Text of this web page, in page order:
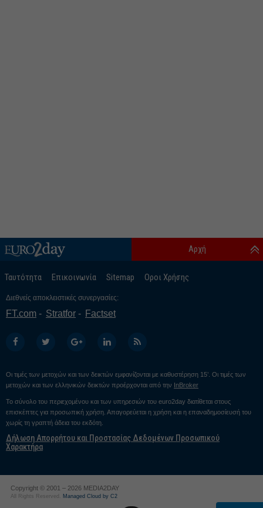
Ταυτότητα Επικοινωνία Sitemap Οροι Χρήσης
Αρχή
Διεθνείς αποκλειστικές συνεργασίες:
FT.com Stratfor Factset
Οι τιμές των μετοχών και των δεικτών εμφανίζονται με καθυστέρηση 15’. Οι τιμές των
μετοχών και των ελληνικών δεικτών προέρχονται από την InBroker
Το σύνολο του περιεχομένου και των υπηρεσιών του euro2day διατίθεται στους
επισκέπτες για προσωπική χρήση. Απαγορεύεται η χρήση και η επαναδημοσίευσή του
χωρίς τη γραπτή άδεια του εκδότη.
Δήλωση Απορρήτου και Προστασίας Δεδομένων Προσωπικού
Χαρακτήρα
Copyright © 2001 – 2026 MEDIA2DAY
All Rights Reserved. Managed Cloud by C2